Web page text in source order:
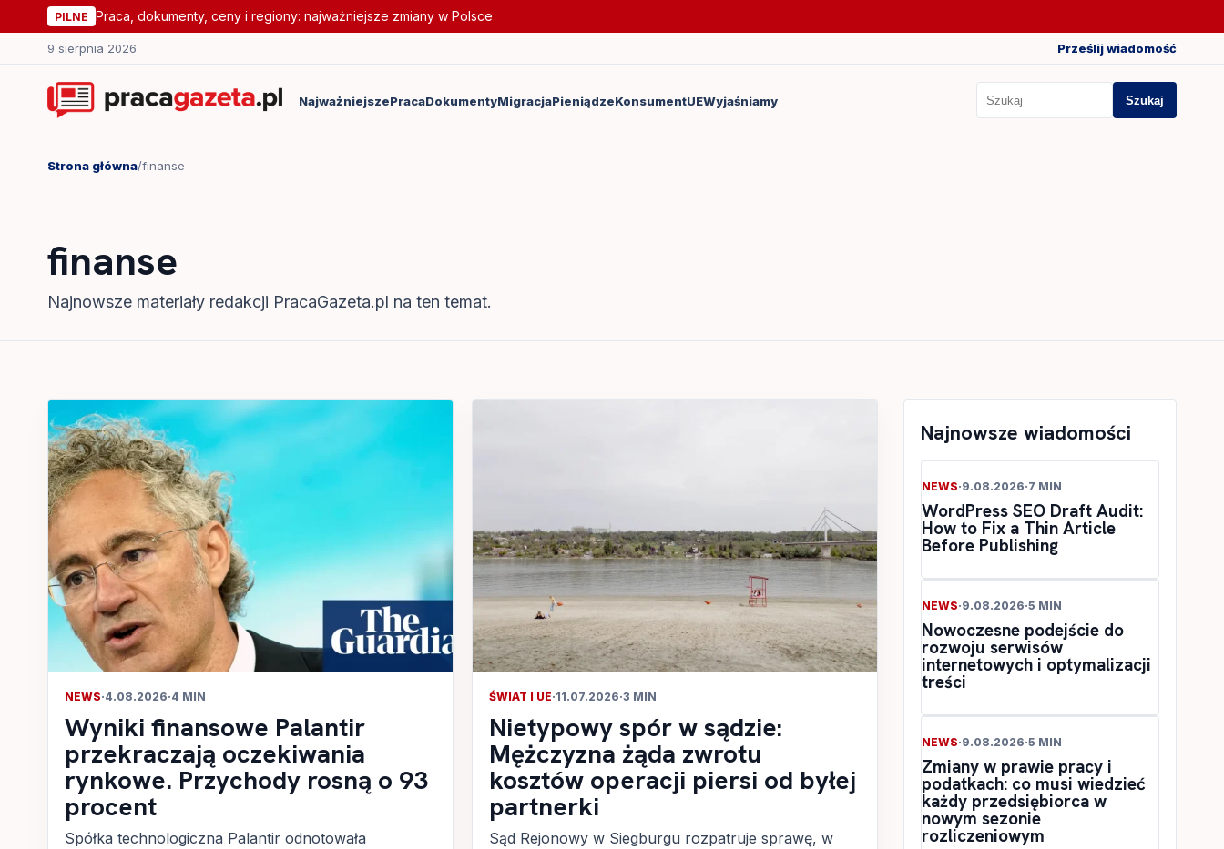
PILNE Praca, dokumenty, ceny i regiony: najważniejsze zmiany w Polsce
9 sierpnia 2026 Prześlij wiadomość
NajważniejszePracaDokumentyMigracjaPieniądzeKonsumentUEWyjaśniamy Szukaj
Szukaj
Strona główna/finanse
finanse
Najnowsze materiały redakcji PracaGazeta.pl na ten temat.
NEWS·4.08.2026·4 MIN
Wyniki finansowe Palantir
przekraczają oczekiwania
rynkowe. Przychody rosną o 93
procent
Spółka technologiczna Palantir odnotowała
ŚWIAT I UE·11.07.2026·3 MIN
Nietypowy spór w sądzie:
Mężczyzna żąda zwrotu
kosztów operacji piersi od byłej
partnerki
Sąd Rejonowy w Siegburgu rozpatruje sprawę, w
Najnowsze wiadomości
NEWS·9.08.2026·7 MIN
WordPress SEO Draft Audit:
How to Fix a Thin Article
Before Publishing
NEWS·9.08.2026·5 MIN
Nowoczesne podejście do
rozwoju serwisów
internetowych i optymalizacji
treści
NEWS·9.08.2026·5 MIN
Zmiany w prawie pracy i
podatkach: co musi wiedzieć
każdy przedsiębiorca w
nowym sezonie
rozliczeniowym